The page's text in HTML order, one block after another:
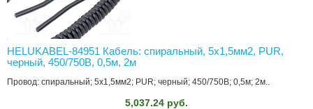
HELUKABEL-84951 Кабель: спиральный, 5x1,5мм2, PUR,
черный, 450/750В, 0,5м, 2м
Провод: спиральный; 5x1,5мм2; PUR; черный; 450/750В; 0,5м; 2м..
5,037.24 руб.